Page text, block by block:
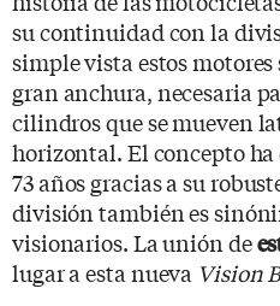
su continuidad con la
simple vista estos
gran anchura, necesaria
cilindros que se mueven
horizontal. El concepto
73 años gracias a su
división también es
visionarios. La unión de
lugar a esta nueva Vision